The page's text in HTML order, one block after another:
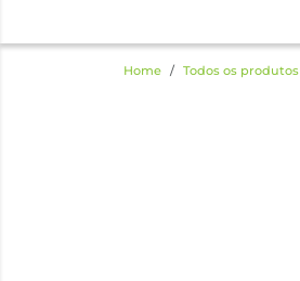
Home Todos os produtos